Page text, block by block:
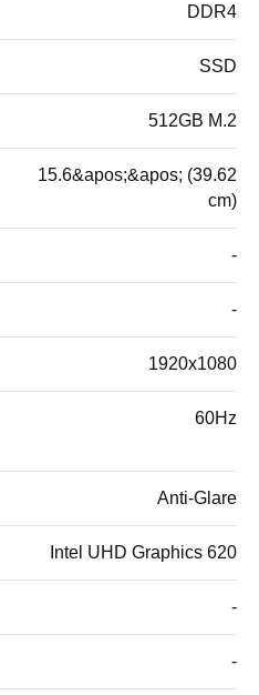
DDR4
SSD
512GB M.2
15.6&apos;&apos; (39.62
cm)
-
-
1920x1080
60Hz
Anti-Glare
Intel UHD Graphics 620
-
-